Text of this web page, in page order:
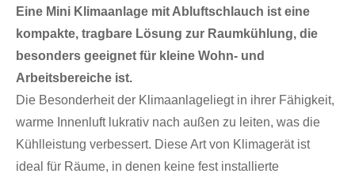
Eine Mini Klimaanlage mit Abluftschlauch ist eine
kompakte, tragbare Lösung zur Raumkühlung, die
besonders geeignet für kleine Wohn- und
Arbeitsbereiche ist.
Die Besonderheit der Klimaanlageliegt in ihrer Fähigkeit,
warme Innenluft lukrativ nach außen zu leiten, was die
Kühlleistung verbessert. Diese Art von Klimagerät ist
ideal für Räume, in denen keine fest installierte